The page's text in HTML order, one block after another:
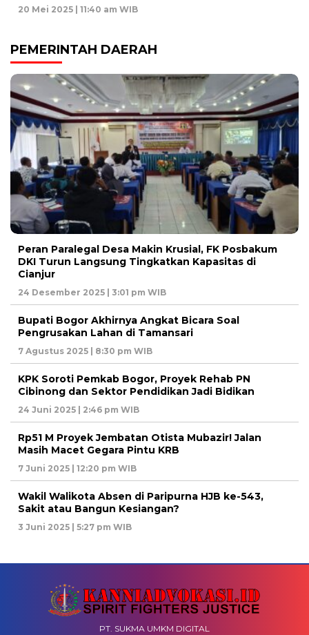
20 Mei 2025 | 11:40 am WIB
PEMERINTAH DAERAH
Peran Paralegal Desa Makin Krusial, FK Posbakum
DKI Turun Langsung Tingkatkan Kapasitas di
Cianjur
24 Desember 2025 | 3:01 pm WIB
Bupati Bogor Akhirnya Angkat Bicara Soal
Pengrusakan Lahan di Tamansari
7 Agustus 2025 | 8:30 pm WIB
KPK Soroti Pemkab Bogor, Proyek Rehab PN
Cibinong dan Sektor Pendidikan Jadi Bidikan
24 Juni 2025 | 2:46 pm WIB
Rp51 M Proyek Jembatan Otista Mubazir! Jalan
Masih Macet Gegara Pintu KRB
7 Juni 2025 | 12:20 pm WIB
Wakil Walikota Absen di Paripurna HJB ke-543,
Sakit atau Bangun Kesiangan?
3 Juni 2025 | 5:27 pm WIB
PT. SUKMA UMKM DIGITAL